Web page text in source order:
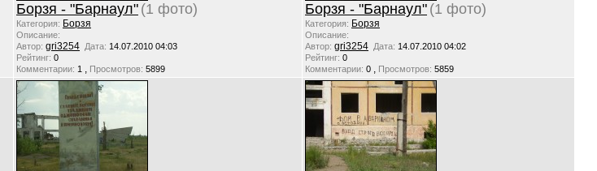
Борзя - "Барнаул" (1 фото)
Категория: Борзя
Описание:
Автор: gri3254 Дата: 14.07.2010 04:03
Рейтинг: 0
Комментарии: 1 , Просмотров: 5899
Борзя - "Барнаул" (1 фото)
Категория: Борзя
Описание:
Автор: gri3254 Дата: 14.07.2010 04:02
Рейтинг: 0
Комментарии: 0 , Просмотров: 5859